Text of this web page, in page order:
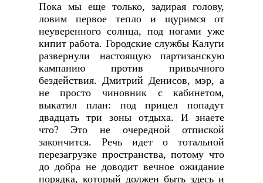
Пока мы еще только, задирая голову,
ловим первое тепло и щуримся от
неуверенного солнца, под ногами уже
кипит работа. Городские службы Калуги
развернули настоящую партизанскую
кампанию против привычного
бездействия. Дмитрий Денисов, мэр, а
не просто чиновник с кабинетом,
выкатил план: под прицел попадут
двадцать три зоны отдыха. И знаете
что? Это не очередной отпиской
закончится. Речь идет о тотальной
перезагрузке пространства, потому что
до добра не доводит вечное ожидание
порядка, который должен быть здесь и